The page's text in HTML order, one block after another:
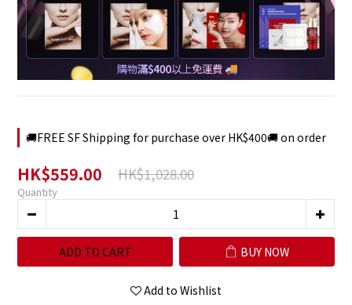
🚚FREE SF Shipping for purchase over HK$400🚚 on order
HK$559.00 HK$1,028.00
Quantity
ADD TO CART BUY NOW
Add to Wishlist